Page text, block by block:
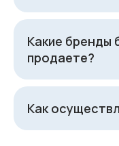
Какие бренды
продаете?
Как